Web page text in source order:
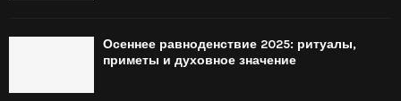
Осеннее равноденствие 2025: ритуалы,
приметы и духовное значение